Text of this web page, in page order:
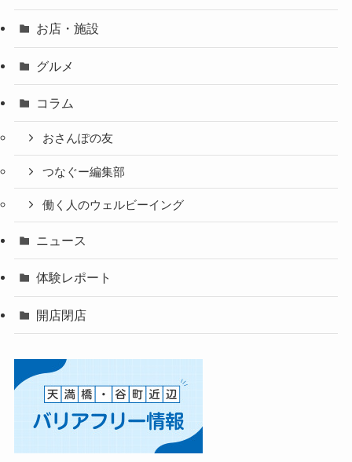
お店・施設
グルメ
コラム
おさんぽの友
つなぐー編集部
働く人のウェルビーイング
ニュース
体験レポート
開店閉店